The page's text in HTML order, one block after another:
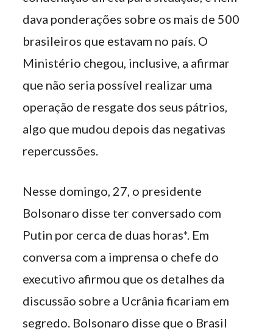
dava ponderações sobre os mais de 500
brasileiros que estavam no país. O
Ministério chegou, inclusive, a afirmar
que não seria possível realizar uma
operação de resgate dos seus pátrios,
algo que mudou depois das negativas
repercussões.
Nesse domingo, 27, o presidente
Bolsonaro disse ter conversado com
Putin por cerca de duas horas*. Em
conversa com a imprensa o chefe do
executivo afirmou que os detalhes da
discussão sobre a Ucrânia ficariam em
segredo. Bolsonaro disse que o Brasil